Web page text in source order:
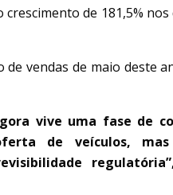
de 181,5%
vendas de maio deste
vive uma fase de
de veículos,